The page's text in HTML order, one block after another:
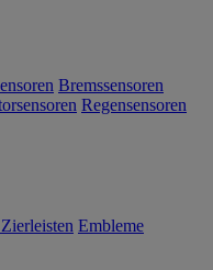
Bremssensoren
Regensensoren
Embleme